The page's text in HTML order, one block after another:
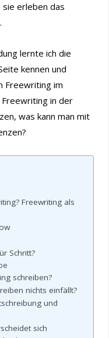
erleben das
lernte ich die
kennen und
Freewriting im
in der
was kann man mit
Freewriting als
Schritt?
schreiben?
nichts einfällt?
und
sich